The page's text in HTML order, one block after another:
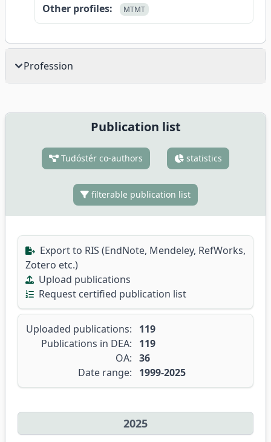
Other profiles: MTMT
Profession
Publication list
Tudóstér co-authors statistics
filterable publication list
Export to RIS (EndNote, Mendeley, RefWorks,
Zotero etc.)
Upload publications
Request certified publication list
Uploaded publications:
119
Publications in DEA:
119
OA: 36
Date range:
1999-2025
2025